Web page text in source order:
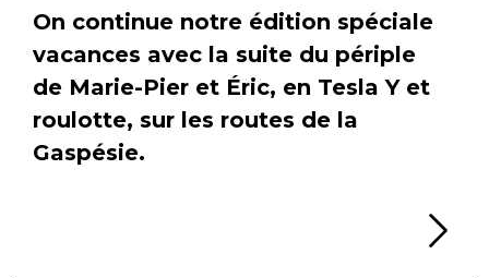
On continue notre édition spéciale
vacances avec la suite du périple
de Marie-Pier et Éric, en Tesla Y et
roulotte, sur les routes de la
Gaspésie.